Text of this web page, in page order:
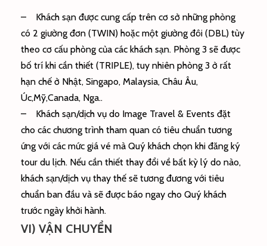
– Khách sạn được cung cấp trên cơ sở những phòng
có 2 giường đơn (TWIN) hoặc một giường đôi (DBL) tùy
theo cơ cấu phòng của các khách sạn. Phòng 3 sẽ được
bố trí khi cần thiết (TRIPLE), tuy nhiên phòng 3 ở rất
hạn chế ở Nhật, Singapo, Malaysia, Châu Âu,
Úc,Mỹ,Canada, Nga..
– Khách sạn/dịch vụ do Image Travel & Events đặt
cho các chương trình tham quan có tiêu chuẩn tương
ứng với các mức giá vé mà Quý khách chọn khi đăng ký
tour du lịch. Nếu cần thiết thay đổi về bất kỳ lý do nào,
khách sạn/dịch vụ thay thế sẽ tương đương với tiêu
chuẩn ban đầu và sẽ được báo ngay cho Quý khách
trước ngày khởi hành.
VI) VẬN CHUYỂN